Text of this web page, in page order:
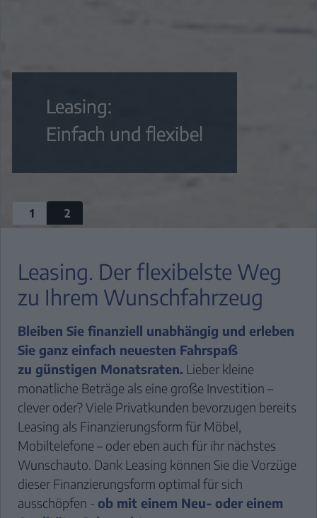
Leasing:
Einfach und flexibel
Leasing. Der flexibelste Weg
zu Ihrem Wunschfahrzeug
Bleiben Sie finanziell unabhängig und erleben
Sie ganz einfach neuesten Fahrspaß
zu günstigen Monatsraten. Lieber kleine
monatliche Beträge als eine große Investition –
clever oder? Viele Privatkunden bevorzugen bereits
Leasing als Finanzierungsform für Möbel,
Mobiltelefone – oder eben auch für ihr nächstes
Wunschauto. Dank Leasing können Sie die Vorzüge
dieser Finanzierungsform optimal für sich
ausschöpfen - ob mit einem Neu- oder einem